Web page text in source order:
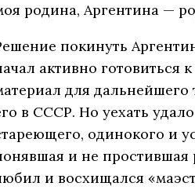
родина, Аргентина —
покинуть
активно готовиться
для дальнейшего
в СССР. Но уехать
одинокого и
и не простившая
и восхищался